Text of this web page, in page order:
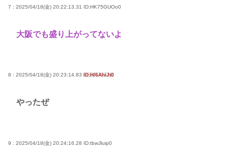
7 : 2025/04/18(金) 20:22:13.31 ID:HK75GUOo0
大阪でも盛り上がってないよ
8 : 2025/04/18(金) 20:23:14.83 ID:H/6AhiJt0
やったぜ
9 : 2025/04/18(金) 20:24:16.28 ID:tbwJluip0